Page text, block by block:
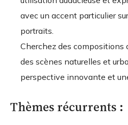
avec un accent particulier
portraits.
Cherchez des compositions
des scènes naturelles et
perspective innovante et
Thèmes récurrents :